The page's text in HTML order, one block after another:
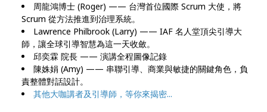
周龍鴻博士 (Roger) —— 台灣首位國際 Scrum 大使，將
Scrum 從方法推進到治理系統。
Lawrence Philbrook (Larry) —— IAF 名人堂頂尖引導大
師，讓全球引導智慧為這一天收斂。
邱奕霖 院長 —— 演講全程圖像記錄
陳姝娟 (Amy) —— 串聯引導、商業與敏捷的關鍵角色，負
責整體對話設計。
其他大咖講者及引導師，等你來揭密...